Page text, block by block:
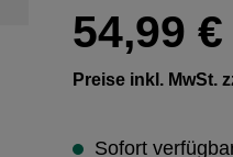
Regulärer Preis:
54,99 €
Preise inkl. MwSt.
Sofort